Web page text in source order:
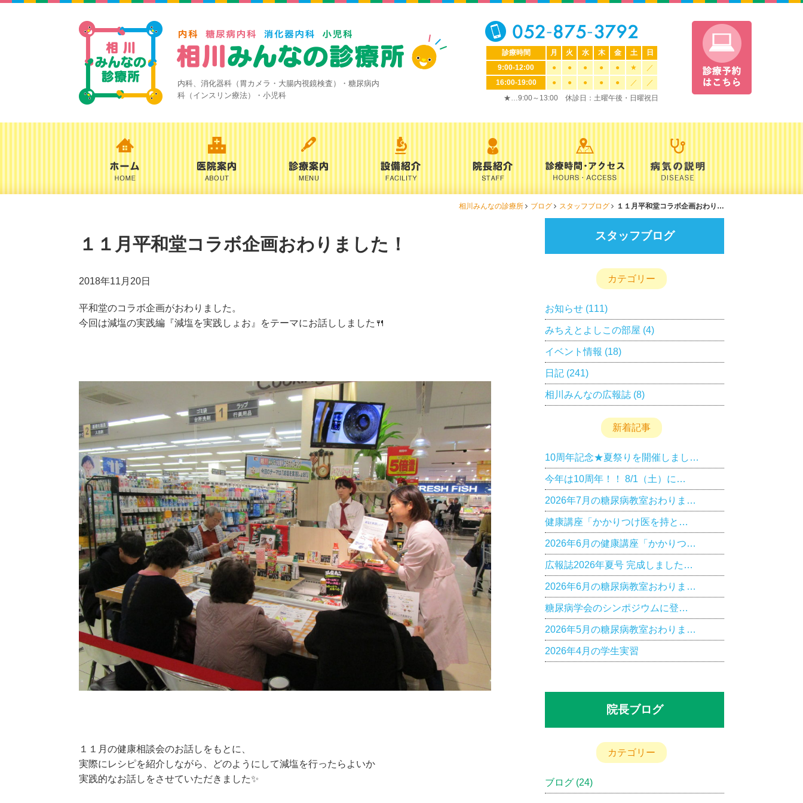
内科、消化器科（胃カメラ・大腸内視鏡検査）・糖尿病内
科（インスリン療法）・小児科
診療時間 月 火 水 木 金 土
日
9:00-12:00
● ● ● ● ● ★
／
16:00-19:00
● ● ● ● ● ／
／
★…9:00～13:00 休診日：土曜午後・日曜祝日
相川みんなの診療所 ブログ スタッフブログ １１月平和堂コラボ企画おわり…
１１月平和堂コラボ企画おわりました！
2018年11月20日
平和堂のコラボ企画がおわりました。
今回は減塩の実践編『減塩を実践しょお』をテーマにお話ししました🍴
１１月の健康相談会のお話しをもとに、
実際にレシピを紹介しながら、どのようにして減塩を行ったらよいか
実践的なお話しをさせていただきました✨
スタッフブログ
カテゴリー
お知らせ (111)
みちえとよしこの部屋 (4)
イベント情報 (18)
日記 (241)
相川みんなの広報誌 (8)
新着記事
10周年記念★夏祭りを開催しまし…
今年は10周年！！ 8/1（土）に…
2026年7月の糖尿病教室おわりま…
健康講座「かかりつけ医を持と…
2026年6月の健康講座「かかりつ…
広報誌2026年夏号 完成しました…
2026年6月の糖尿病教室おわりま…
糖尿病学会のシンポジウムに登…
2026年5月の糖尿病教室おわりま…
2026年4月の学生実習
院長ブログ
カテゴリー
ブログ (24)